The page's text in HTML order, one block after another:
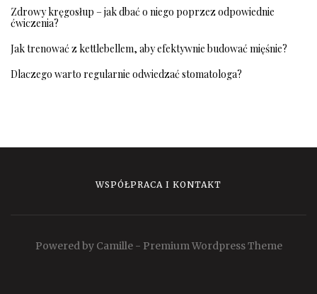
Zdrowy kręgosłup – jak dbać o niego poprzez odpowiednie
ćwiczenia?
Jak trenować z kettlebellem, aby efektywnie budować mięśnie?
Dlaczego warto regularnie odwiedzać stomatologa?
WSPÓŁPRACA I KONTAKT
Powered by Camille - Premium Wordpress Theme